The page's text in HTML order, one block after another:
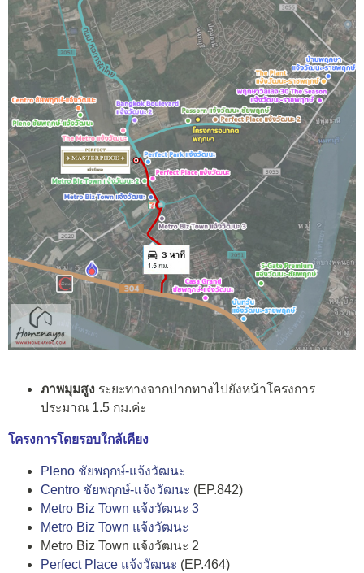
ภาพมุมสูง ระยะทางจากปากทางไปยังหน้าโครงการ
ประมาณ 1.5 กม.ค่ะ
โครงการโดยรอบใกล้เคียง
Pleno ชัยพฤกษ์-แจ้งวัฒนะ
Centro ชัยพฤกษ์-แจ้งวัฒนะ (EP.842)
Metro Biz Town แจ้งวัฒนะ 3
Metro Biz Town แจ้งวัฒนะ
Metro Biz Town แจ้งวัฒนะ 2
Perfect Place แจ้งวัฒนะ (EP.464)